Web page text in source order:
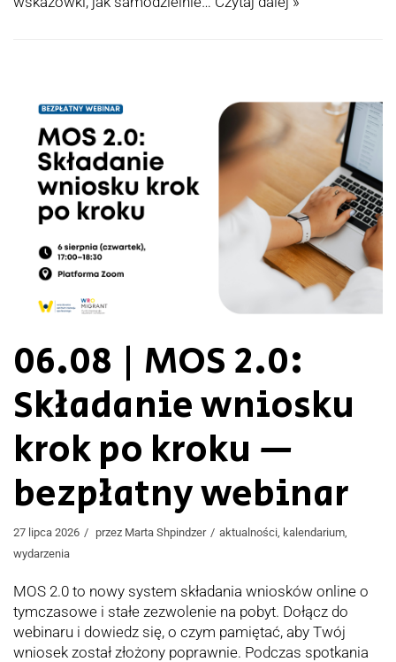
06.08 | MOS 2.0:
Składanie wniosku
krok po kroku —
bezpłatny webinar
27 lipca 2026 przez Marta Shpindzer aktualności kalendarium
wydarzenia
MOS 2.0 to nowy system składania wniosków online o
tymczasowe i stałe zezwolenie na pobyt. Dołącz do
webinaru i dowiedz się, o czym pamiętać, aby Twój
wniosek został złożony poprawnie. Podczas spotkania